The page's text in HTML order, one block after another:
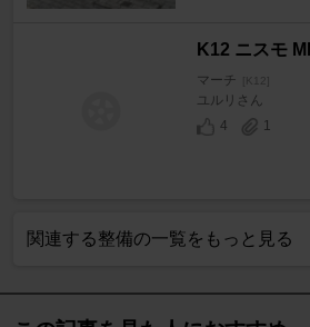
K12 ニスモ
マーチ
ユルリさん
4
1
関連する整備の一覧をもっと見る